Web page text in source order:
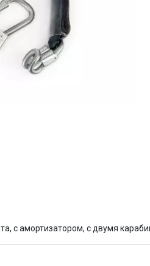
с амортизатором, с двумя
товары
картыпо25% каждые 2